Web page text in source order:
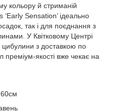
кольору й стриманій
Sensation’ ідеально
так і для поєднання з
У Квітковому Центрі
цибулини з доставкою по
преміум-якості вже чекає на